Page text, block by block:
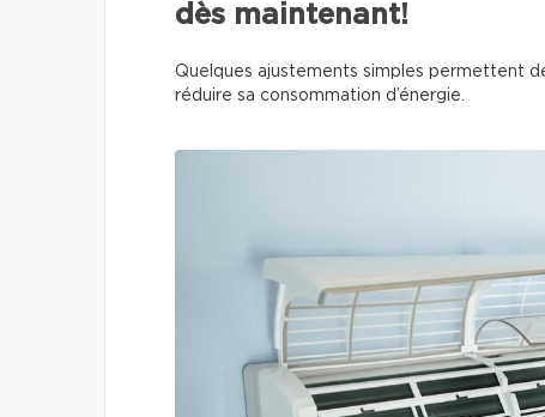
dès maintenant!
Quelques ajustements simples permettent
réduire sa consommation d’énergie.